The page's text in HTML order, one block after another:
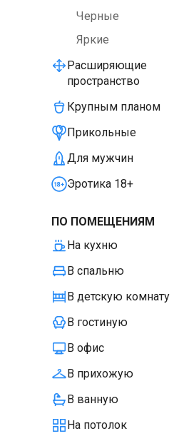
Черные
Яркие
Расширяющие
пространство
Крупным планом
Прикольные
Для мужчин
Эротика 18+
ПО ПОМЕЩЕНИЯМ
На кухню
В спальню
В детскую комнату
В гостиную
В офис
В прихожую
В ванную
На потолок